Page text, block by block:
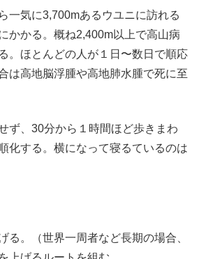
一気に3,700mあるウユニに訪れる
かかる。概ね2,400m以上で高山病
。ほとんどの人が１日〜数日で順応
は高地脳浮腫や高地肺水腫で死に至
ず、30分から１時間ほど歩きまわ
化する。横になって寝るているのは
る。（世界一周者など長期の場合、